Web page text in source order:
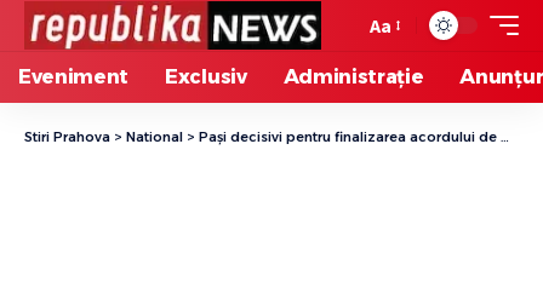
Aa
Eveniment Exclusiv Administrație
Stiri Prahova > National > Pași decisivi pentru finalizarea acordului de mediu pe tronsoanele montane ale Autostrăzii Sibiu–Pitești